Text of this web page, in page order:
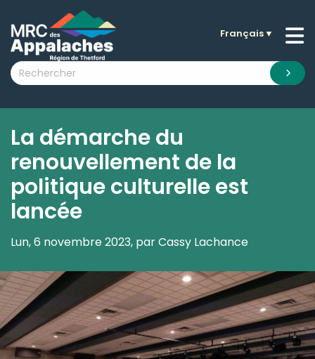
submenu (La MRC )
submenu (Citoyens )
submenu (Nouvelles )
submenu (Documentation )
Français▼
La démarche du
renouvellement de la
politique culturelle est
lancée
Lun, 6 novembre 2023, par Cassy Lachance